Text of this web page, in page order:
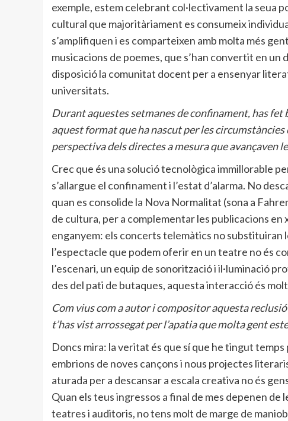
exemple, estem celebrant col·lectivament la seua
cultural que majoritàriament es consumeix
s’amplifiquen i es comparteixen amb molta més
musicacions de poemes, que s’han convertit en un
disposició la comunitat docent per a ensenyar
universitats.
Durant aquestes setmanes de confinament, has fet
aquest format que ha nascut per les
perspectiva dels directes a mesura que avançaven
Crec que és una solució tecnològica immillorable
s’allargue el confinament i l’estat d’alarma. No
quan es consolide la Nova Normalitat (sona a
de cultura, per a complementar les publicacions
enganyem: els concerts telemàtics no substituiran
l’espectacle que podem oferir en un teatre no és
l’escenari, un equip de sonorització i il·luminació
des del pati de butaques, aquesta interacció és
Com vius com a autor i compositor aquesta
t’has vist arrossegat per l’apatia que molta gent
Doncs mira: la veritat és que sí que he tingut
embrions de noves cançons i nous projectes
aturada per a descansar a escala creativa no és
Quan els teus ingressos a final de mes depenen
teatres i auditoris, no tens molt de marge de